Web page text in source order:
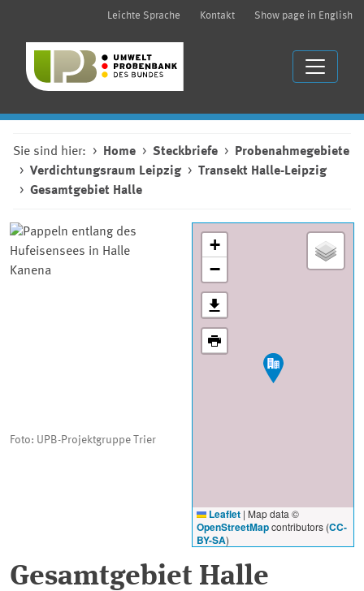
Leichte Sprache Kontakt Show page in English
Sie sind hier: Home Steckbriefe
Probenahmegebiete
Verdichtungsraum Leipzig
Transekt Halle-Leipzig
Gesamtgebiet Halle
Foto: UPB-Projektgruppe Trier
+
−
Leaflet | Map data ©
OpenStreetMapcontributors (CC-
BY-SA)
Gesamtgebiet Halle